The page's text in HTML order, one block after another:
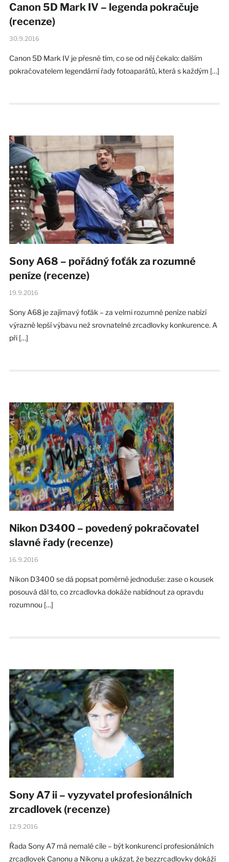
Canon 5D Mark IV – legenda pokračuje
(recenze)
30.9.2016
Canon 5D Mark IV je přesně tím, co se od něj čekalo: dalším
pokračovatelem legendární řady fotoaparátů, která s každým […]
Sony A68 – pořádný foťák za rozumné
peníze (recenze)
19.9.2016
Sony A68 je zajímavý foťák – za velmi rozumné peníze nabízí
výrazně lepší výbavu než srovnatelné zrcadlovky konkurence. A
při […]
Nikon D3400 – povedený pokračovatel
slavné řady (recenze)
16.9.2016
Nikon D3400 se dá popsat poměrně jednoduše: zase o kousek
posouvá dál to, co zrcadlovka dokáže nabídnout za opravdu
rozumnou […]
Sony A7 ii – vyzyvatel profesionálních
zrcadlovek (recenze)
12.9.2016
Řada Sony A7 má nemalé cíle – být konkurencí profesionálních
zrcadlovek Canonu a Nikonu a ukázat, že bezzrcadlovky dokáží